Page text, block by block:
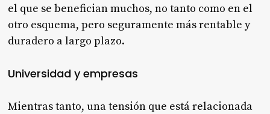
el que se benefician muchos, no tanto como en el
otro esquema, pero seguramente más rentable y
duradero a largo plazo.
Universidad y empresas
Mientras tanto, una tensión que está relacionada